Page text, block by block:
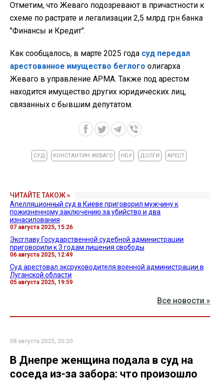
Отметим, что Жеваго подозревают в причастности к
схеме по растрате и легализации 2,5 млрд грн банка
"Финансы и Кредит".
Как сообщалось, в марте 2025 года суд передал
арестованное имущество беглого олигарха
Жеваго в управление АРМА. Также под арестом
находится имущество других юридических лиц,
связанных с бывшим депутатом.
СУД КОНСТАНТИН ЖЕВАГО НБУ ДОЛГИ АРЕСТ
ЧИТАЙТЕ ТАКОЖ »
Апелляционный суд в Киеве приговорил мужчину к
пожизненному заключению за убийство и два
изнасилования
07 августа 2025, 15:26
Эксглаву Государственной судебной администрации
приговорили к 3 годам лишения свободы
06 августа 2025, 12:49
Суд арестовал эксруководителя военной администрации в
Луганской области
05 августа 2025, 19:59
Все новости »
08 августа 2025, 20:20
В Днепре женщина подала в суд на
соседа из-за забора: что произошло